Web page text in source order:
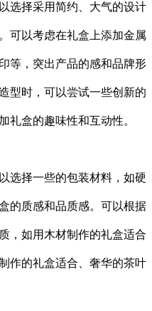
择采用简约、大气的设计
可以考虑在礼盒上添加金属
等，突出产品的感和品牌形
型时，可以尝试一些创新的
礼盒的趣味性和互动性。
择一些的包装材料，如硬
的质感和品质感。可以根据
，如用木材制作的礼盒适合
作的礼盒适合、奢华的茶叶